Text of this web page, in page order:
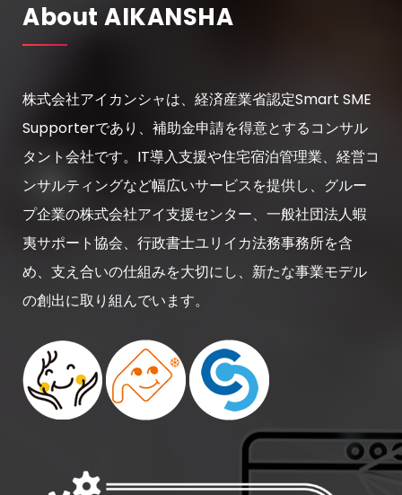
About AIKANSHA
株式会社アイカンシャは、経済産業省認定Smart SME
Supporterであり、補助金申請を得意とするコンサル
タント会社です。IT導入支援や住宅宿泊管理業、経営コ
ンサルティングなど幅広いサービスを提供し、グルー
プ企業の株式会社アイ支援センター、一般社団法人蝦
夷サポート協会、行政書士ユリイカ法務事務所を含
め、支え合いの仕組みを大切にし、新たな事業モデル
の創出に取り組んでいます。